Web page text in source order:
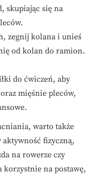
skupiając się na
zegnij kolana i unieś
od kolan do ramion.
do ćwiczeń, aby
mięśnie pleców,
warto także
fizyczną,
na rowerze czy
korzystnie na postawę,